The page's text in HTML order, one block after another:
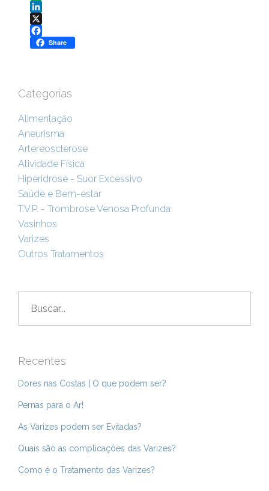
WhatsApp
LinkedIn
X
Facebook
Share
Categorias
Alimentação
Aneurisma
Artereosclerose
Atividade Física
Hiperidrose - Suor Excessivo
Saúde e Bem-estar
T.V.P. - Trombrose Venosa Profunda
Vasinhos
Varizes
Outros Tratamentos
por:
Recentes
Dores nas Costas | O que podem ser?
Pernas para o Ar!
As Varizes podem ser Evitadas?
Quais são as complicações das Varizes?
Como é o Tratamento das Varizes?